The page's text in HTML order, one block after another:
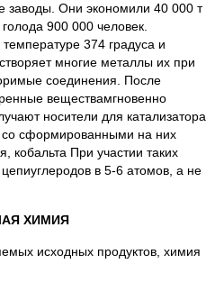
заводы. Они экономили 40 000 т
900 000 человек.
374 градуса и
многие металлы их при
соединения. После
веществамгновенно
носители для катализатора
со сформированными на них
кобальта При участии таких
в 5-6 атомов, а не
ХИМИЯ
исходных продуктов, химия